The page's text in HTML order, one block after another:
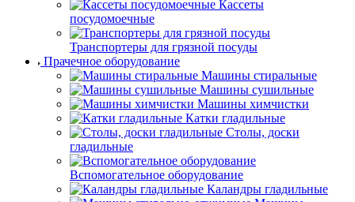
Кассеты
посудомоечные
Транспортеры для грязной посуды
Прачечное оборудование
Машины стиральные
Машины сушильные
Машины химчистки
Катки гладильные
Столы, доски
гладильные
Вспомогательное оборудование
Каландры гладильные